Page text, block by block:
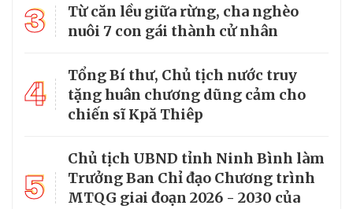
3
Từ căn lều giữa rừng, cha nghèo
nuôi 7 con gái thành cử nhân
4
Tổng Bí thư, Chủ tịch nước truy
tặng huân chương dũng cảm cho
chiến sĩ Kpă Thiêp
5
Chủ tịch UBND tỉnh Ninh Bình làm
Trưởng Ban Chỉ đạo Chương trình
MTQG giai đoạn 2026 - 2030 của